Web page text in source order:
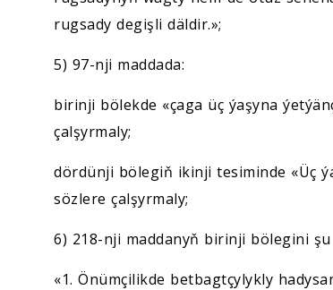
rugsady degişli däldir.»;
5) 97-nji maddada:
birinji bölekde «çaga üç ýaşyna
çalşyrmaly;
dördünji bölegiň ikinji tesiminde «Üç
sözlere çalşyrmaly;
6) 218-nji maddanyň birinji bölegini
«1. Önümçilikde betbagtçylykly